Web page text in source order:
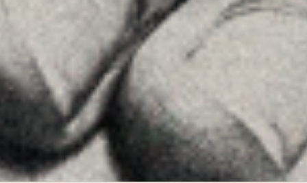
Allyon — Barcelona, Spain
Copyrights © 2026 AVÍS LEGAL ·
POLÍTICA DE COOKIES ·POLÍTICA DE PRIVACITAT